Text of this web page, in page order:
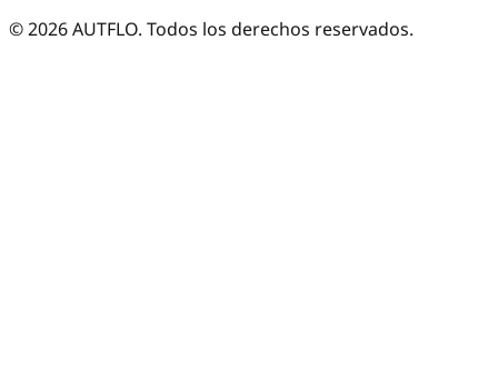
©2026AUTFLO. Todos los derechos reservados.